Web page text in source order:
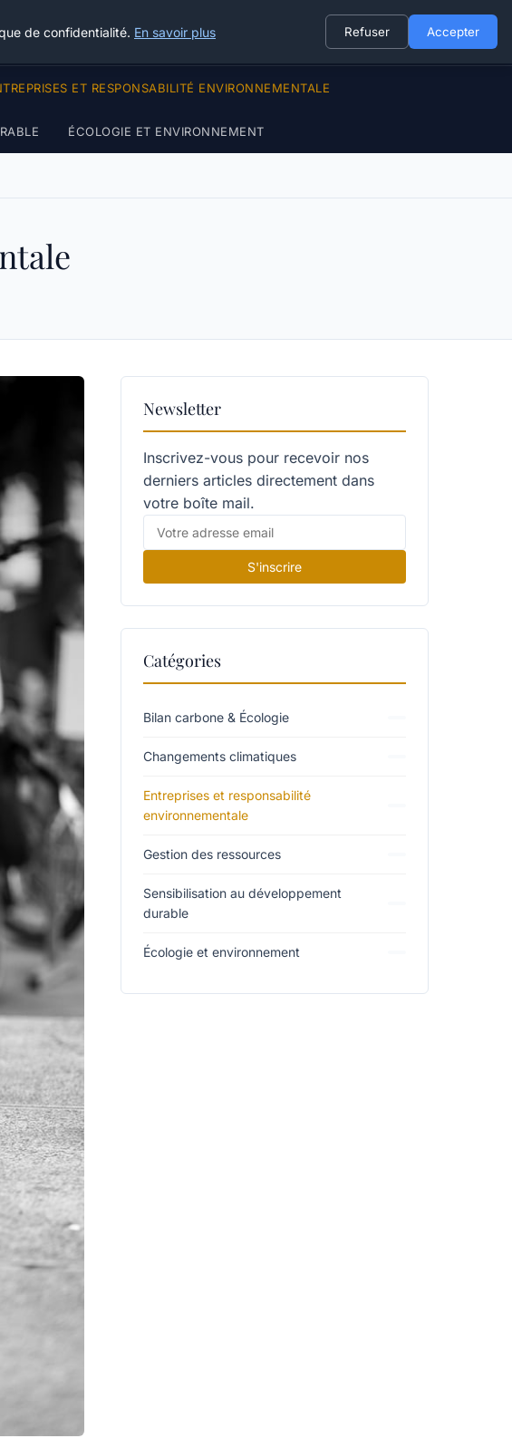
ET RESPONSABILITÉ ENVIRONNEMENTALE
ÉCOLOGIE ET ENVIRONNEMENT
Newsletter
Inscrivez-vous pour recevoir nos
derniers articles directement dans
votre boîte mail.
S'inscrire
Catégories
Bilan carbone & Écologie
Changements climatiques
Entreprises et responsabilité
environnementale
Gestion des ressources
Sensibilisation au développement
durable
Écologie et environnement
de confidentialité. En savoir plus Refuser Accepter